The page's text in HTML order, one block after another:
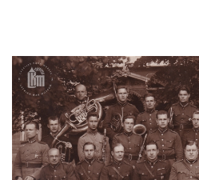
Image